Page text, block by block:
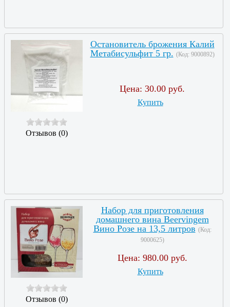
Отзывов (0)
Остановитель брожения Калий
Метабисульфит 5 гр. (Код: 9000892)
Цена: 30.00 руб.
Купить
Отзывов (0)
Набор для приготовления
домашнего вина Beervingem
Вино Розе на 13,5 литров (Код:
9000625)
Цена: 980.00 руб.
Купить